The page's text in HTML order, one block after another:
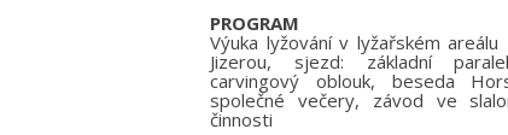
PROGRAM
Výuka lyžování v lyžařském areálu
Jizerou, sjezd: základní
carvingový oblouk, beseda
společné večery, závod ve
činnosti